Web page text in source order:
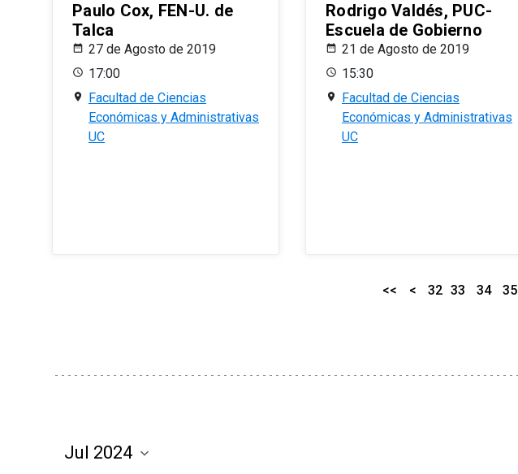
Paulo Cox, FEN-U. de
Talca
27 de Agosto de 2019
17:00
Facultad de Ciencias
Económicas y Administrativas
UC
Rodrigo Valdés, PUC-
Escuela de Gobierno
21 de Agosto de 2019
15:30
Facultad de Ciencias
Económicas y Administrativas
UC
<< < 32 33 34 35